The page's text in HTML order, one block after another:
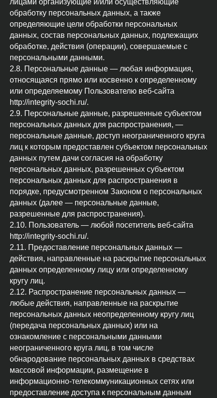
лицами организующие и/или осуществляющие
обработку персональных данных, а также
определяющие цели обработки персональных
данных, состав персональных данных, подлежащих
обработке, действия (операции), совершаемые с
персональными данными.
2.8. Персональные данные — любая информация,
относящаяся прямо или косвенно к определенному
или определяемому Пользователю веб-сайта
http://integrity-sochi.ru/.
2.9. Персональные данные, разрешенные субъектом
персональных данных для распространения, —
персональные данные, доступ неограниченного круга
лиц к которым предоставлен субъектом персональных
данных путем дачи согласия на обработку
персональных данных, разрешенных субъектом
персональных данных для распространения в
порядке, предусмотренном Законом о персональных
данных (далее — персональные данные,
разрешенные для распространения).
2.10. Пользователь — любой посетитель веб-сайта
http://integrity-sochi.ru/.
2.11. Предоставление персональных данных —
действия, направленные на раскрытие персональных
данных определенному лицу или определенному
кругу лиц.
2.12. Распространение персональных данных —
любые действия, направленные на раскрытие
персональных данных неопределенному кругу лиц
(передача персональных данных) или на
ознакомление с персональными данными
неограниченного круга лиц, в том числе
обнародование персональных данных в средствах
массовой информации, размещение в
информационно-телекоммуникационных сетях или
предоставление доступа к персональным данным